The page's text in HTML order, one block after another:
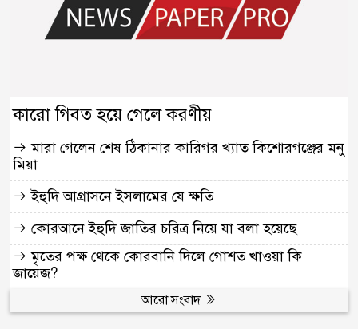
কারো গিবত হয়ে গেলে করণীয়
মারা গেলেন শেষ ঠিকানার কারিগর খ্যাত কিশোরগঞ্জের মনু
মিয়া
ইহুদি আগ্রাসনে ইসলামের যে ক্ষতি
কোরআনে ইহুদি জাতির চরিত্র নিয়ে যা বলা হয়েছে
মৃতের পক্ষ থেকে কোরবানি দিলে গোশত খাওয়া কি
জায়েজ?
আরো সংবাদ